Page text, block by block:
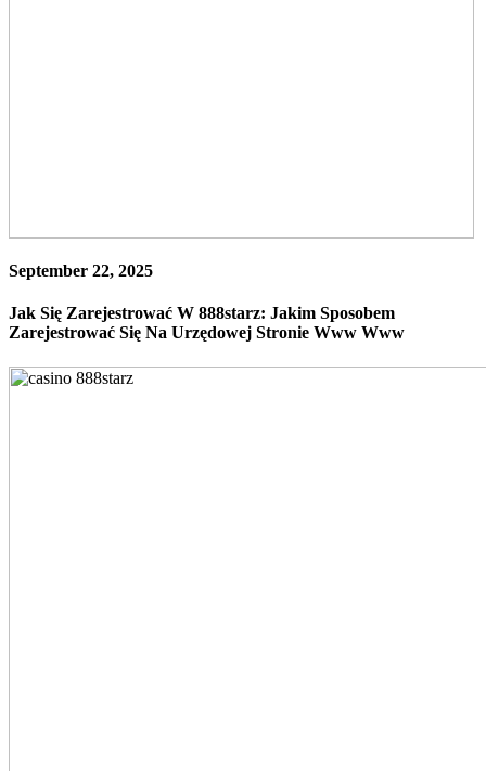
September 22, 2025
Jak Się Zarejestrować W 888starz: Jakim Sposobem
Zarejestrować Się Na Urzędowej Stronie Www Www